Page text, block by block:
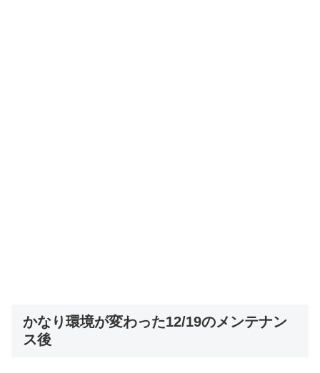
かなり環境が変わった12/19のメンテナン
ス後